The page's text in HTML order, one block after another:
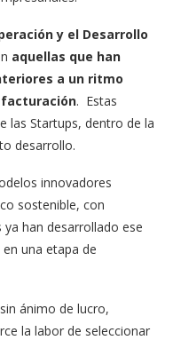
y el Desarrollo
aquellas que han
a un ritmo
facturación. Estas
las Startups, dentro de la
desarrollo.
innovadores
sostenible, con
han desarrollado ese
una etapa de
ánimo de lucro,
la labor de seleccionar